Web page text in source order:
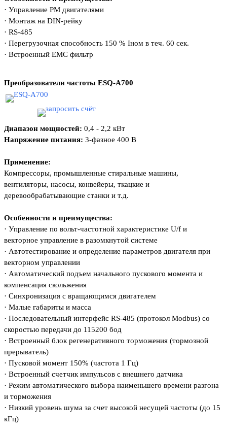
· Управление PM двигателями
· Монтаж на DIN-рейку
· RS-485
· Перегрузочная способность 150 % Iном в теч. 60 сек.
· Встроенный EMС фильтр
Преобразователи частоты ESQ-A700
Диапазон мощностей: 0,4 - 2,2 кВт
Напряжение питания: 3-фазное 400 В
Применение:
Компрессоры, промышленные стиральные машины,
вентиляторы, насосы, конвейеры, ткацкие и
деревообрабатывающие станки и т.д.
Особенности и преимущества:
· Управление по вольт-частотной характеристике U/f и
векторное управление в разомкнутой системе
· Автотестирование и определение параметров двигателя при
векторном управлении
· Автоматический подъем начального пускового момента и
компенсация скольжения
· Синхронизация с вращающимся двигателем
· Малые габариты и масса
· Последовательный интерфейс RS-485 (протокол Modbus) со
скоростью передачи до 115200 бод
· Встроенный блок регенеративного торможения (тормозной
прерыватель)
· Пусковой момент 150% (частота 1 Гц)
· Встроенный счетчик импульсов с внешнего датчика
· Режим автоматического выбора наименьшего времени разгона
и торможения
· Низкий уровень шума за счет высокой несущей частоты (до 15
кГц)